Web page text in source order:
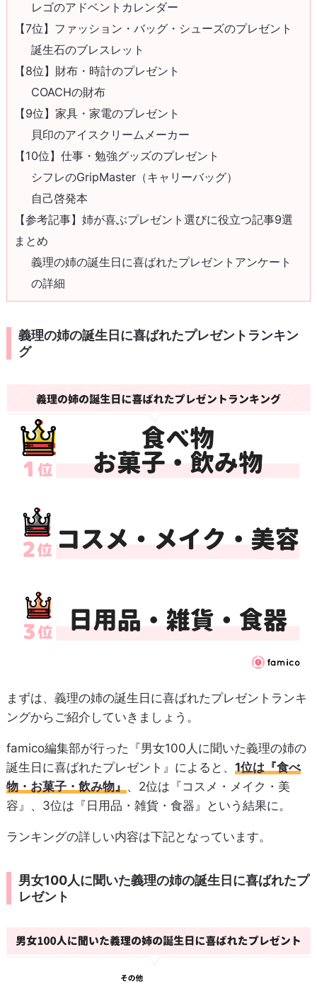
レゴのアドベントカレンダー
【7位】ファッション・バッグ・シューズのプレゼント
誕生石のブレスレット
【8位】財布・時計のプレゼント
COACHの財布
【9位】家具・家電のプレゼント
貝印のアイスクリームメーカー
【10位】仕事・勉強グッズのプレゼント
シフレのGripMaster（キャリーバッグ）
自己啓発本
【参考記事】姉が喜ぶプレゼント選びに役立つ記事9選
まとめ
義理の姉の誕生日に喜ばれたプレゼントアンケート
の詳細
義理の姉の誕生日に喜ばれたプレゼントランキン
グ
まずは、義理の姉の誕生日に喜ばれたプレゼントランキ
ングからご紹介していきましょう。
famico編集部が行った『男女100人に聞いた義理の姉の
誕生日に喜ばれたプレゼント』によると、 1位は『食べ
物・お菓子・飲み物』 、2位は『コスメ・メイク・美
容』、3位は『日用品・雑貨・食器』という結果に。
ランキングの詳しい内容は下記となっています。
男女100人に聞いた義理の姉の誕生日に喜ばれたプ
レゼント